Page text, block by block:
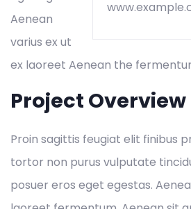
Aenean
varius ex ut
ex laoreet Aenean the
Project Overview
Proin sagittis feugiat elit finibus
tortor non purus vulputate
posuer eros eget egestas.